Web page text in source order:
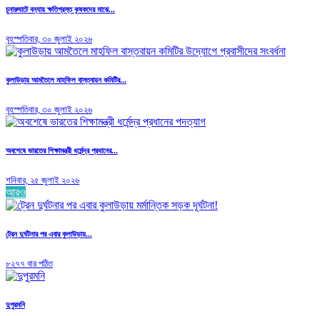
চুনারুঘাটে বন্যায় ক্ষতিগ্রস্ত কৃষকদের মাঝে...
বৃহস্পতিবার, ৩০ জুলাই ২০২৬
কুলাউড়ায় আমতৈলে মাহফিল বাস্তবায়ন কমিটির...
বৃহস্পতিবার, ৩০ জুলাই ২০২৬
অবশেষে ভারতের শিক্ষামন্ত্রী ধর্মেন্দ্র প্রধানের...
শনিবার, ২৫ জুলাই ২০২৬
আরও
ট্রেন দুর্ঘটনার পর এবার কুলাউড়ায়...
৮২৭৭ বার পঠিত
দুপুরমনি